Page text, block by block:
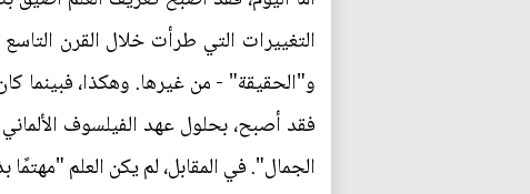
التغييرات التي طرأت خلال القرن
و"الحقيقة" - من غيرها. وهكذا، فبينما
الجمال". في المقابل، لم يكن العلم